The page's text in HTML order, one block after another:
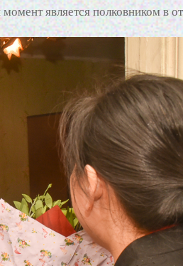
является полковником в